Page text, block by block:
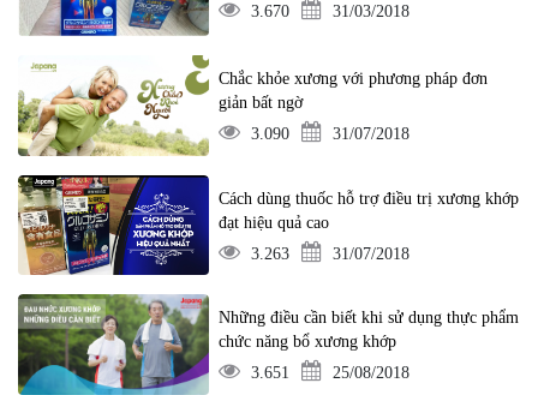
3.670
31/03/2018
Chắc khỏe xương với phương pháp đơn
giản bất ngờ
3.090
31/07/2018
Cách dùng thuốc hỗ trợ điều trị xương khớp
đạt hiệu quả cao
3.263
31/07/2018
Những điều cần biết khi sử dụng thực phẩm
chức năng bổ xương khớp
3.651
25/08/2018